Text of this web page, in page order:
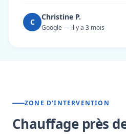
C
Christine P.
Google — il y a 3 mois
ZONE D'INTERVENTION
Chauffage près